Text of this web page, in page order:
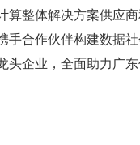
算整体解决方案供应
手合作伙伴构建数据
头企业，全面助力广东